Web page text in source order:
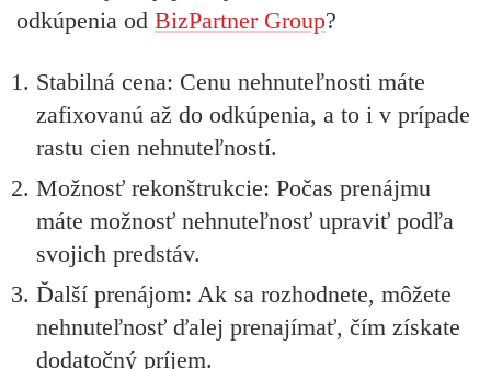
odkúpenia od BizPartner Group?
Stabilná cena: Cenu nehnuteľnosti máte
zafixovanú až do odkúpenia, a to i v prípade
rastu cien nehnuteľností.
Možnosť rekonštrukcie: Počas prenájmu
máte možnosť nehnuteľnosť upraviť podľa
svojich predstáv.
Ďalší prenájom: Ak sa rozhodnete, môžete
nehnuteľnosť ďalej prenajímať, čím získate
dodatočný príjem.